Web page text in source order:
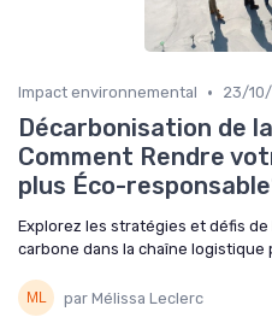
Impact environnemental • 23/
Décarbonisation de
Comment Rendre
plus Éco-
Explorez les stratégies et défis
carbone dans la chaîne logistique
par Mélissa Leclerc